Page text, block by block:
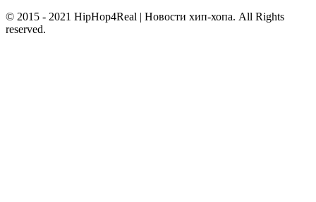
© 2015 - 2021 HipHop4Real | Новости хип-хопа. All Rights
reserved.